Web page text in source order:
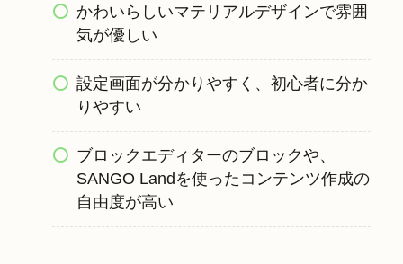
かわいらしいマテリアルデザインで雰囲
気が優しい
設定画面が分かりやすく、初心者に分か
りやすい
ブロックエディターのブロックや、
SANGO Landを使ったコンテンツ作成の
自由度が高い